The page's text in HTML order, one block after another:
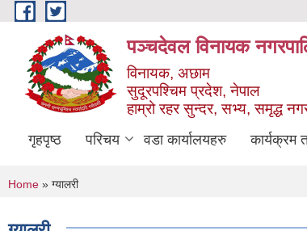
Skip to main content
पञ्चदेवल विनायक
विनायक, अछाम
सुदूरपश्चिम प्रदेश, नेपाल
हाम्रो रहर सुन्दर, सभ्य, समृद्ध
गृहपृष्ठ परिचय वडा कार्यालयहरु कार्यक्रम
You are here
Home » ग्यालरी